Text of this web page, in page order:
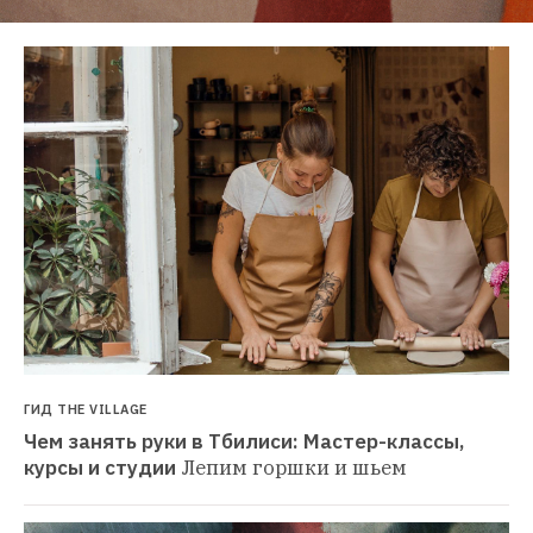
ГИД THE VILLAGE
Чем занять руки в Тбилиси: Мастер-классы,
курсы и студии Лепим горшки и шьем